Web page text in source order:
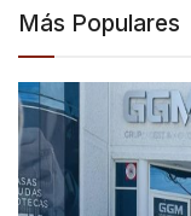
Más Populares